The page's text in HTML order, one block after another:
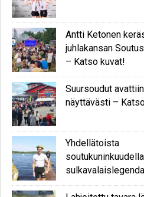
Antti Ketonen
juhlakansan
– Katso kuvat!
Suursoudut avattiin
näyttävästi –
Yhdellätoista